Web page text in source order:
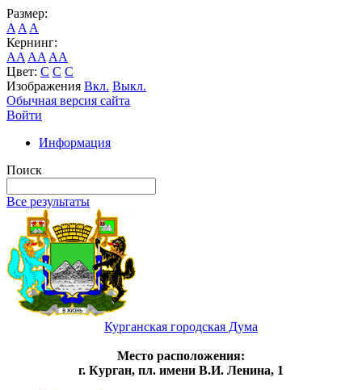
Размер:
A A A
Кернинг:
AA AA AA
Цвет: C C C
Изображения Вкл. Выкл.
Обычная версия сайта
Войти
Информация
Поиск
Все результаты
Курганская городская Дума
Место расположения:
г. Курган, пл. имени В.И. Ленина, 1